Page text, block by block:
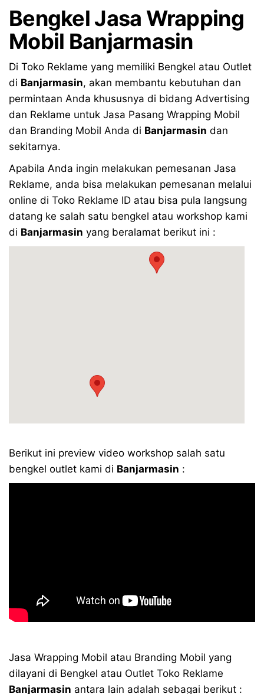
Bengkel Jasa Wrapping
Mobil Banjarmasin
Di Toko Reklame yang memiliki Bengkel atau Outlet
di Banjarmasin, akan membantu kebutuhan dan
permintaan Anda khususnya di bidang Advertising
dan Reklame untuk Jasa Pasang Wrapping Mobil
dan Branding Mobil Anda di Banjarmasin dan
sekitarnya.
Apabila Anda ingin melakukan pemesanan Jasa
Reklame, anda bisa melakukan pemesanan melalui
online di Toko Reklame ID atau bisa pula langsung
datang ke salah satu bengkel atau workshop kami
di Banjarmasin yang beralamat berikut ini :
Berikut ini preview video workshop salah satu
bengkel outlet kami di Banjarmasin :
Jasa Wrapping Mobil atau Branding Mobil yang
dilayani di Bengkel atau Outlet Toko Reklame
Banjarmasin antara lain adalah sebagai berikut :